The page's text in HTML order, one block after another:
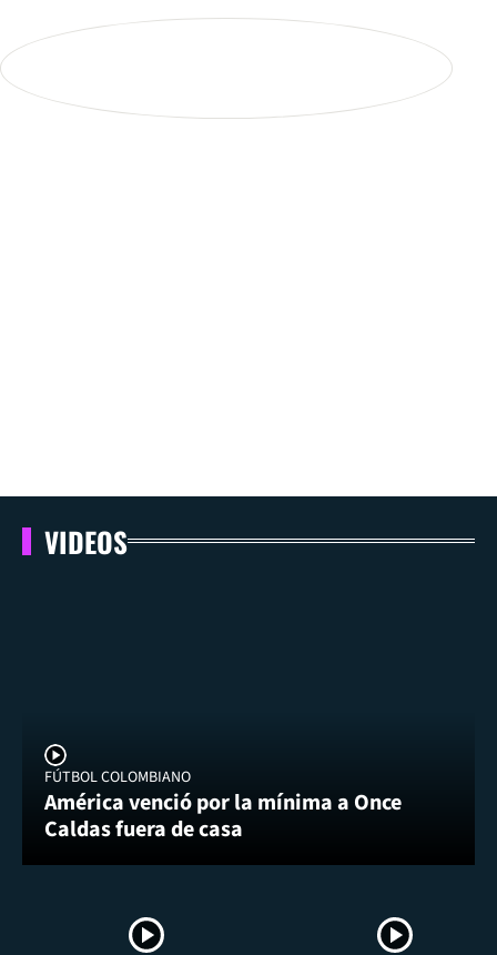
VIDEOS
FÚTBOL COLOMBIANO
América venció por la mínima a Once
Caldas fuera de casa